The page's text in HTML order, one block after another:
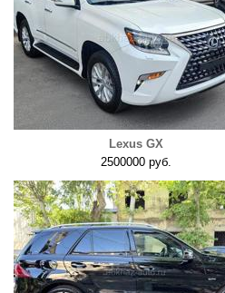
Lexus GX
2500000 руб.